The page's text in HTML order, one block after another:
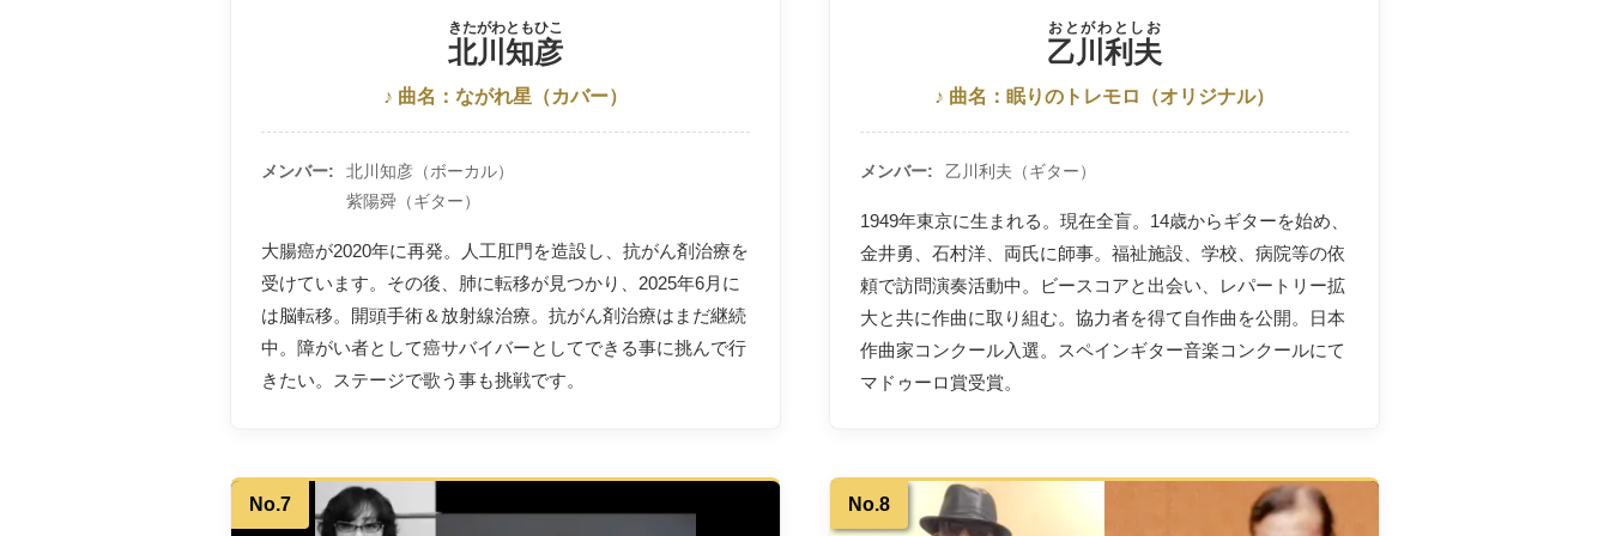
北川知彦
きたがわともひこ
♪ 曲名：ながれ星 （カバー）
メンバー
北川知彦（ボーカル）
紫陽舜（ギター）
大腸癌が2020年に再発。人工肛門を造設し、抗がん剤治療を
受けています。その後、肺に転移が見つかり、2025年6月に
は脳転移。開頭手術＆放射線治療。抗がん剤治療はまだ継続
中。障がい者として癌サバイバーとしてできる事に挑んで行
きたい。ステージで歌う事も挑戦です。
乙川利夫
おとがわとしお
♪ 曲名：眠りのトレモロ （オリジナル）
メンバー 乙川利夫（ギター）
1949年東京に生まれる。現在全盲。14歳からギターを始め、
金井勇、石村洋、両氏に師事。福祉施設、学校、病院等の依
頼で訪問演奏活動中。ビースコアと出会い、レパートリー拡
大と共に作曲に取り組む。協力者を得て自作曲を公開。日本
作曲家コンクール入選。スペインギター音楽コンクールにて
マドゥーロ賞受賞。
No.7 No.8